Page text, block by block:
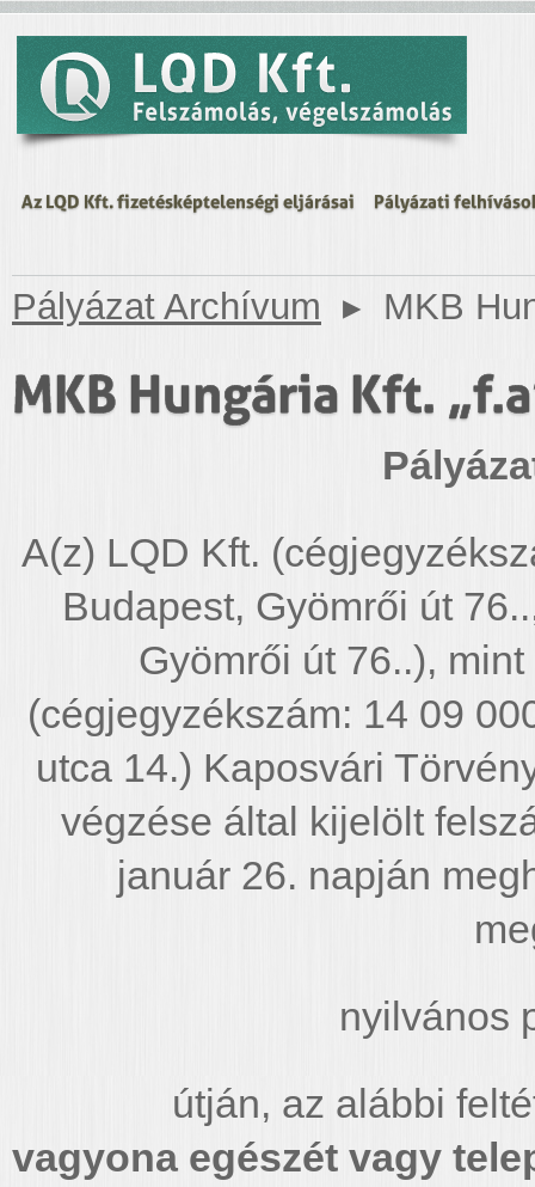
Az LQD Kft. fizetésképtelenségi eljárásai Pályázati
Pályázat Archívum ▸ MKB
MKB Hungária Kft.
A(z) LQD Kft.
Budapest, Gyömrői út
Gyömrői út 76..),
(cégjegyzékszám: 14 09
utca 14.) Kaposvári
végzése által kijelölt
január 26. napján
nyilvános
útján, az alábbi
vagyona egészét vagy